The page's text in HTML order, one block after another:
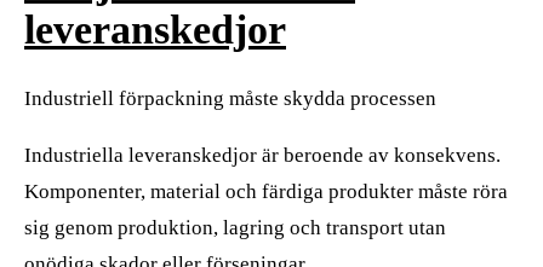
leveranskedjor
Industriell förpackning måste skydda processen
Industriella leveranskedjor är beroende av konsekvens.
Komponenter, material och färdiga produkter måste röra
sig genom produktion, lagring och transport utan